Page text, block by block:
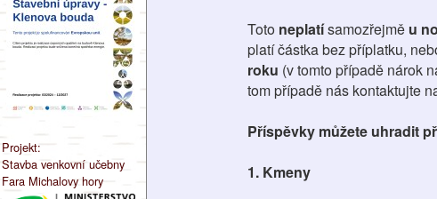
Projekt:
Stavba venkovní učebny
Fara Michalovy hory
Toto neplatísamozřejměu
platí částka bez příplatku,
roku (v tomto případě nárok
tom případě nás kontaktujte
Příspěvky můžete uhradit
1. Kmeny